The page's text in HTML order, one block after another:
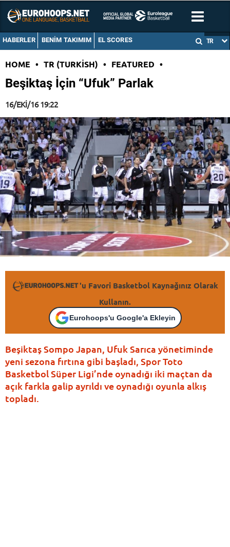
HABERLER BENIM TAKIMIM EL SCORES TR
HOME • TR (TURKISH) • FEATURED •
Beşiktaş İçin “Ufuk” Parlak
16/EKI/16 19:22
'u Favori Basketbol Kaynağınız Olarak
Kullanın.
Eurohoops'u Google'a Ekleyin
Beşiktaş Sompo Japan, Ufuk Sarıca yönetiminde
yeni sezona fırtına gibi başladı, Spor Toto
Basketbol Süper Ligi’nde oynadığı iki maçtan da
açık farkla galip ayrıldı ve oynadığı oyunla alkış
topladı.